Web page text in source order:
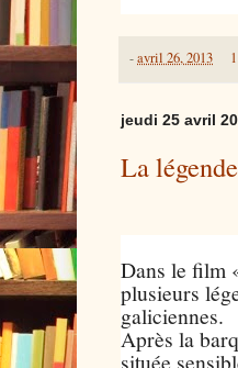
-avril 26, 2013
jeudi 25 avril
La
Dans le film
plusieurs
galiciennes.
Après la
située